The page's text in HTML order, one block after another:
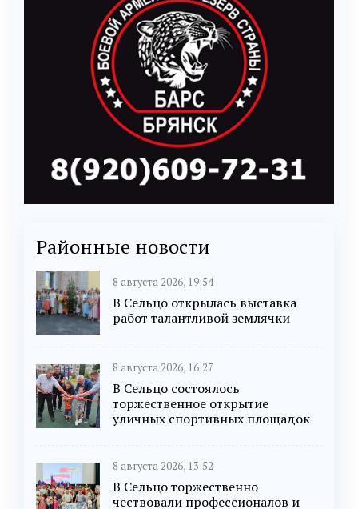
Районные новости
8 августа 2026, 19:54
В Сельцо открылась выставка
работ талантливой землячки
8 августа 2026, 16:27
В Сельцо состоялось
торжественное открытие
уличных спортивных площадок
8 августа 2026, 13:52
В Сельцо торжественно
чествовали профессионалов и